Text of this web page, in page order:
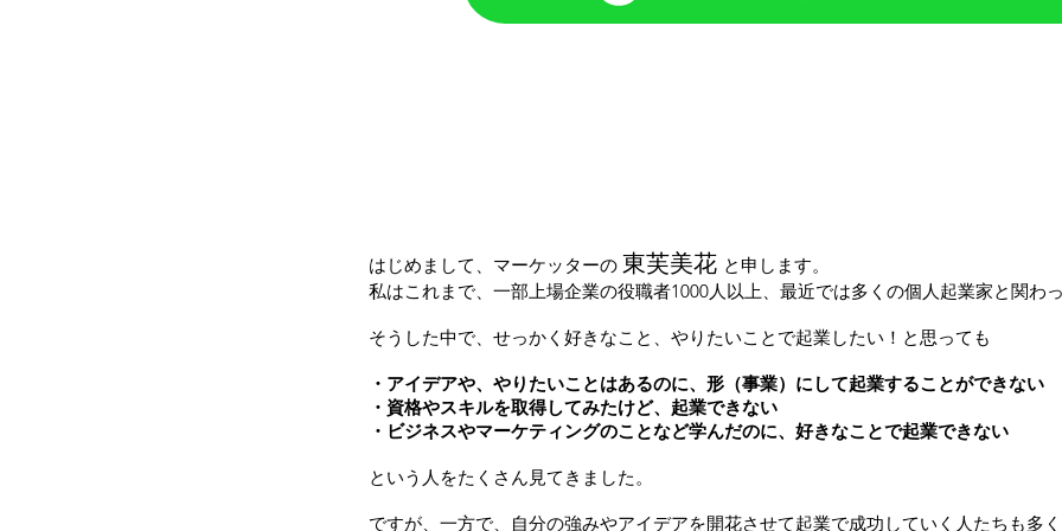
はじめまして、マーケッターの 東芙美花 と申します。
私はこれまで、一部上場企業の役職者1000人以上、最近では多くの個人起業家と関わっ
そうした中で、せっかく好きなこと、やりたいことで起業したい！と思っても
・アイデアや、やりたいことはあるのに、形（事業）にして起業することができない
・資格やスキルを取得してみたけど、起業できない
・ビジネスやマーケティングのことなど学んだのに、好きなことで起業できない
という人をたくさん見てきました。
ですが、一方で、自分の強みやアイデアを開花させて起業で成功していく人たちも多く